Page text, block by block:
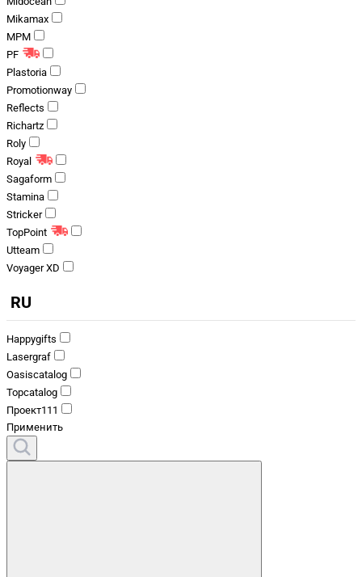
Mikamax
MPM
PF
Plastoria
Promotionway
Reflects
Richartz
Roly
Royal
Sagaform
Stamina
Stricker
TopPoint
Utteam
Voyager XD
RU
Happygifts
Lasergraf
Oasiscatalog
Topcatalog
Проект111
Применить